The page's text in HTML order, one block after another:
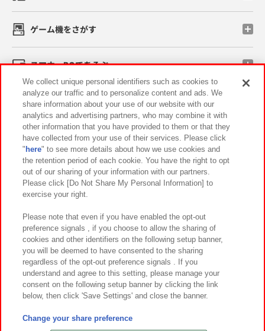
ゲーム機をさがす
スマホ・PCであそぶ
イベント・キャンペーン
関連会社 サステナビリティ サイトポリシー
プライバシーポリシー ウェブアクセシビリティ方針と検証結果
お取引先さまとともに
カスタマーハラスメント対応方針 よくあるご質問・お問い合わせ
©Bandai Namco Amusement Inc.
©Bandai Namco Amusement Lab Inc.
We collect unique personal identifiers such as cookies to
analyze our traffic and to personalize content and ads. We
share information about your use of our website with our
analytics and advertising partners, who may combine it with
other information that you have provided to them or that they
have collected from your use of their services. Please click
" here" to see more details about how we use cookies and
the retention period of each cookie. You have the right to opt
out of our sharing of your information with our partners.
Please click [Do Not Share My Personal Information] to
exercise your right.
Please note that even if you have enabled the opt-out
preference signals , if you choose to allow the sharing of
cookies and other identifiers on the following setup banner,
you will be deemed to have consented to the sharing
regardless of the opt-out preference signals . If you
understand and agree to this setting, please manage your
consent on the following setup banner by clicking the link
below, then click 'Save Settings' and close the banner.
Change your share preference